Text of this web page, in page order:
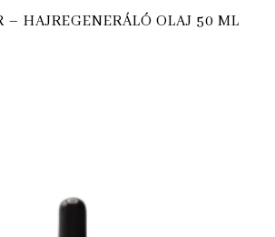
– HAJREGENERÁLÓ OLAJ 50 ML